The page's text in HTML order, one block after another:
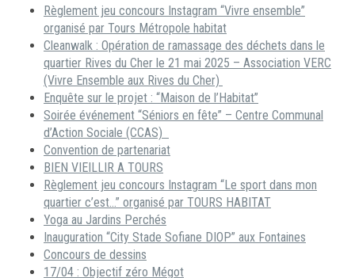
Règlement jeu concours Instagram “Vivre ensemble”
organisé par Tours Métropole habitat
Cleanwalk : Opération de ramassage des déchets dans le
quartier Rives du Cher le 21 mai 2025 – Association VERC
(Vivre Ensemble aux Rives du Cher)
Enquête sur le projet : “Maison de l’Habitat”
Soirée événement “Séniors en fête” – Centre Communal
d’Action Sociale (CCAS)
Convention de partenariat
BIEN VIEILLIR A TOURS
Règlement jeu concours Instagram “Le sport dans mon
quartier c’est…” organisé par TOURS HABITAT
Yoga au Jardins Perchés
Inauguration “City Stade Sofiane DIOP” aux Fontaines
Concours de dessins
17/04 : Objectif zéro Mégot